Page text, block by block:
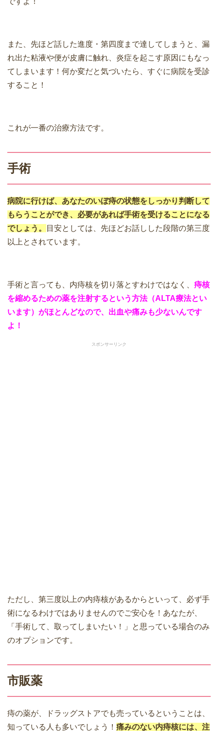
また、先ほど話した進度・第四度まで達してしまうと、漏
れ出た粘液や便が皮膚に触れ、炎症を起こす原因にもなっ
てしまいます！何か変だと気づいたら、すぐに病院を受診
すること！
これが一番の治療方法です。
手術
病院に行けば、あなたのいぼ痔の状態をしっかり判断して
もらうことができ、必要があれば手術を受けることになる
でしょう。
目安としては、先ほどお話しした段階の第三度
以上とされています。
手術と言っても、内痔核を切り落とすわけではなく、 痔核
を縮めるための薬を注射するという方法（ALTA療法とい
います）がほとんどなので、出血や痛みも少ないんです
よ！
スポンサーリンク
ただし、第三度以上の内痔核があるからといって、必ず手
術になるわけではありませんのでご安心を！あなたが、
「手術して、取ってしまいたい！」と思っている場合のみ
のオプションです。
市販薬
痔の薬が、ドラッグストアでも売っているということは、
知っている人も多いでしょう！ 痛みのない内痔核には、注